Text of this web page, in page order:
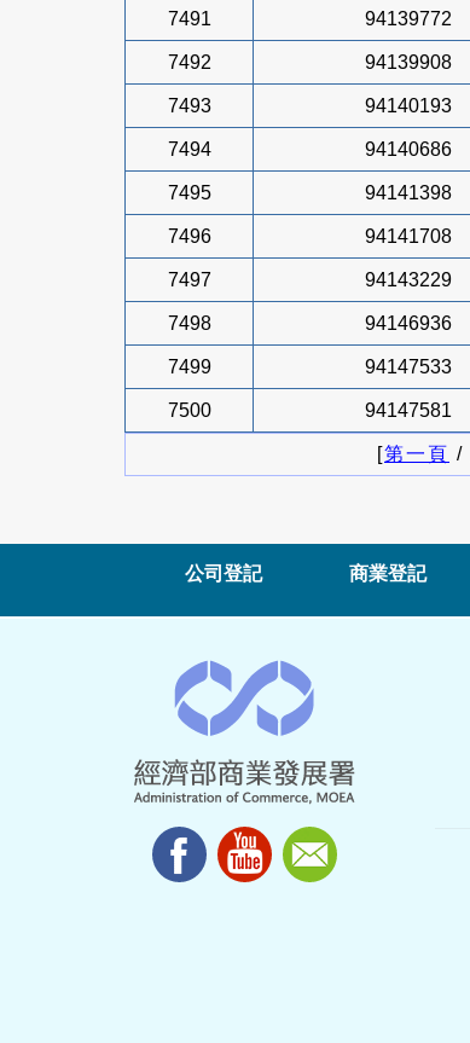
7491 94139772
7492 94139908
7493 94140193
7494 94140686
7495 94141398
7496 94141708
7497 94143229
7498 94146936
7499 94147533
7500 94147581
[第一頁 /
公司登記 商業登記